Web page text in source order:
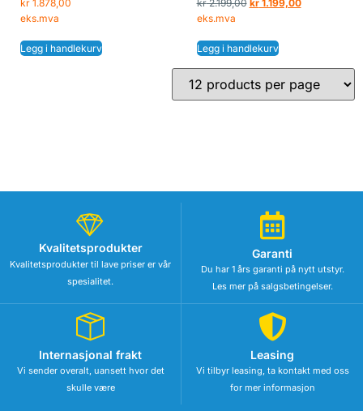
kr 1.878,00
eks.mva
Legg i handlekurv
kr2.199,00 kr1.199,00
eks.mva
Legg i handlekurv
Kvalitetsprodukter
Kvalitetsprodukter til lave priser er vår
spesialitet.
Garanti
Du har 1 års garanti på nytt utstyr.
Les mer på salgsbetingelser.
Internasjonal frakt
Vi sender overalt, uansett hvor det
skulle være
Leasing
Vi tilbyr leasing, ta kontakt med oss
for mer informasjon